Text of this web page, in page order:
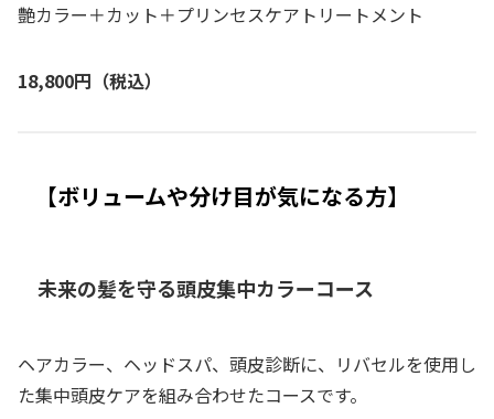
艶カラー＋カット＋プリンセスケアトリートメント
18,800円（税込）
【ボリュームや分け目が気になる方】
未来の髪を守る頭皮集中カラーコース
ヘアカラー、ヘッドスパ、頭皮診断に、リバセルを使用し
た集中頭皮ケアを組み合わせたコースです。